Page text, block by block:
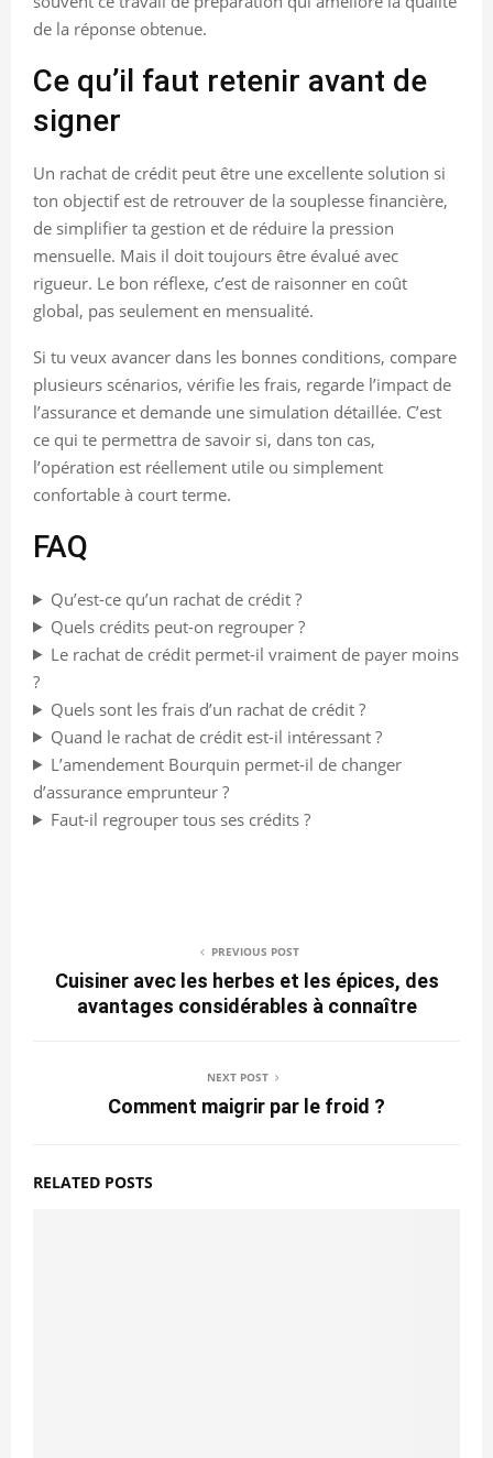
de la réponse obtenue.
Ce qu’il faut retenir avant de
signer
Un rachat de crédit peut être une excellente solution si
ton objectif est de retrouver de la souplesse financière,
de simplifier ta gestion et de réduire la pression
mensuelle. Mais il doit toujours être évalué avec
rigueur. Le bon réflexe, c’est de raisonner en coût
global, pas seulement en mensualité.
Si tu veux avancer dans les bonnes conditions, compare
plusieurs scénarios, vérifie les frais, regarde l’impact de
l’assurance et demande une simulation détaillée. C’est
ce qui te permettra de savoir si, dans ton cas,
l’opération est réellement utile ou simplement
confortable à court terme.
FAQ
Qu’est-ce qu’un rachat de crédit ?
Quels crédits peut-on regrouper ?
Le rachat de crédit permet-il vraiment de payer moins
?
Quels sont les frais d’un rachat de crédit ?
Quand le rachat de crédit est-il intéressant ?
L’amendement Bourquin permet-il de changer
d’assurance emprunteur ?
Faut-il regrouper tous ses crédits ?
PREVIOUS POST
Cuisiner avec les herbes et les épices, des
avantages considérables à connaître
NEXT POST
Comment maigrir par le froid ?
RELATED POSTS